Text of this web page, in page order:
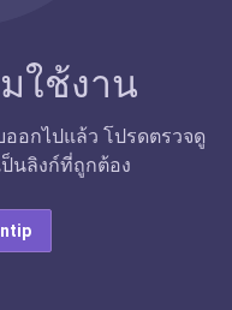
ใช้งาน
อกไปแล้ว โปรดตรวจดู
นลิงก์ที่ถูกต้อง